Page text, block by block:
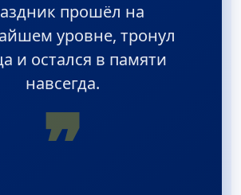
прошёл на
уровне, тронул
и остался в памяти
навсегда.
❞